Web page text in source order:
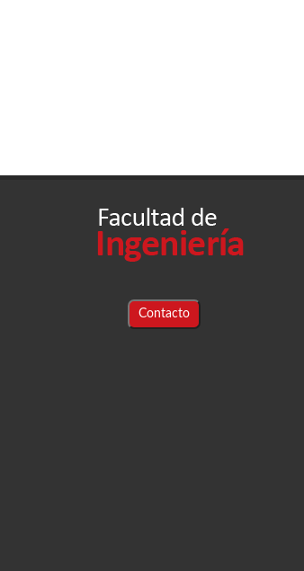
Contacto